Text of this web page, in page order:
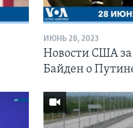
ИЮНЬ 28, 2023
Новости США
Байден о